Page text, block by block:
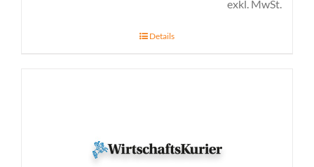
exkl. MwSt.
Details